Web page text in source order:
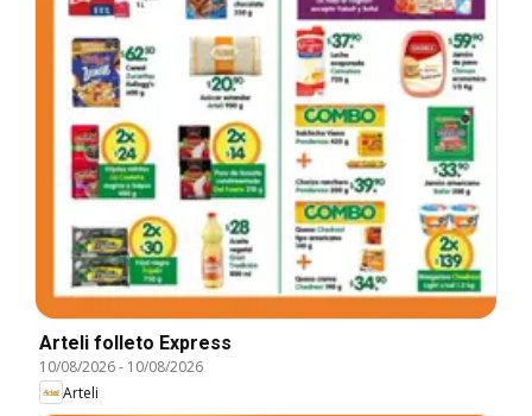
Arteli folleto Express
10/08/2026- 10/08/2026
Arteli